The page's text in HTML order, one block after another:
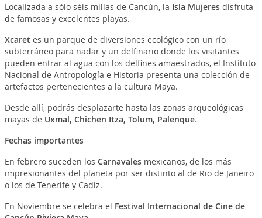
Localizada a sólo séis millas de Cancún, la Isla Mujeresdisfruta
de famosas y excelentes playas.
Xcaret es un parque de diversiones ecológico con un río
subterráneo para nadar y un delfinario donde los visitantes
pueden entrar al agua con los delfines amaestrados, el Instituto
Nacional de Antropología e Historia presenta una colección de
artefactos pertenecientes a la cultura Maya.
Desde allí, podrás desplazarte hasta las zonas arqueológicas
mayas de Uxmal, Chichen Itza, Tolum, Palenque.
Fechas importantes
En febrero suceden los Carnavalesmexicanos, de los más
impresionantes del planeta por ser distinto al de Rio de Janeiro
o los de Tenerife y Cadiz.
En Noviembre se celebra el Festival Internacional de Cine de